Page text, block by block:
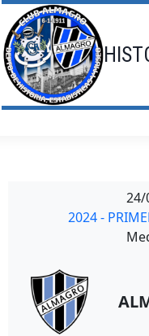
Saltar
al
contenido
24/
2024 -